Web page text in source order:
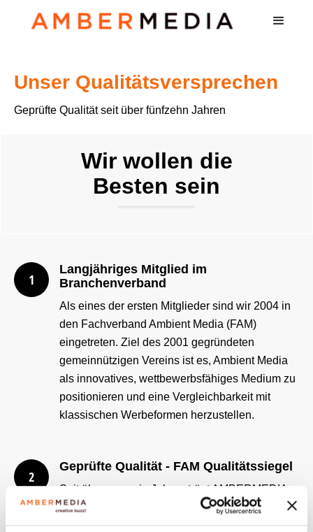
Unser Qualitätsversprechen
Geprüfte Qualität seit über fünfzehn Jahren
Wir wollen die
Besten sein
1
Langjähriges Mitglied im
Branchenverband
Als eines der ersten Mitglieder sind wir 2004 in
den Fachverband Ambient Media (FAM)
eingetreten. Ziel des 2001 gegründeten
gemeinnützigen Vereins ist es, Ambient Media
als innovatives, wettbewerbsfähiges Medium zu
positionieren und eine Vergleichbarkeit mit
klassischen Werbeformen herzustellen.
2
Geprüfte Qualität - FAM Qualitätssiegel
Seit über zwanzig Jahren trägt AMBERMEDIA
das Qualitätssiegel des Fachverbandes Ambient
Media. Jährlich werden die Verbandsmitglieder